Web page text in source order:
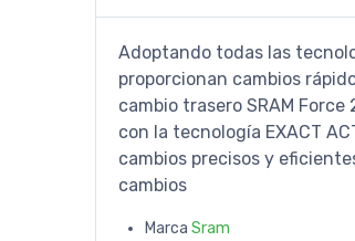
Adoptando todas las
proporcionan cambios
cambio trasero SRAM
con la tecnología EXACT
cambios precisos y
cambios
Marca Sram